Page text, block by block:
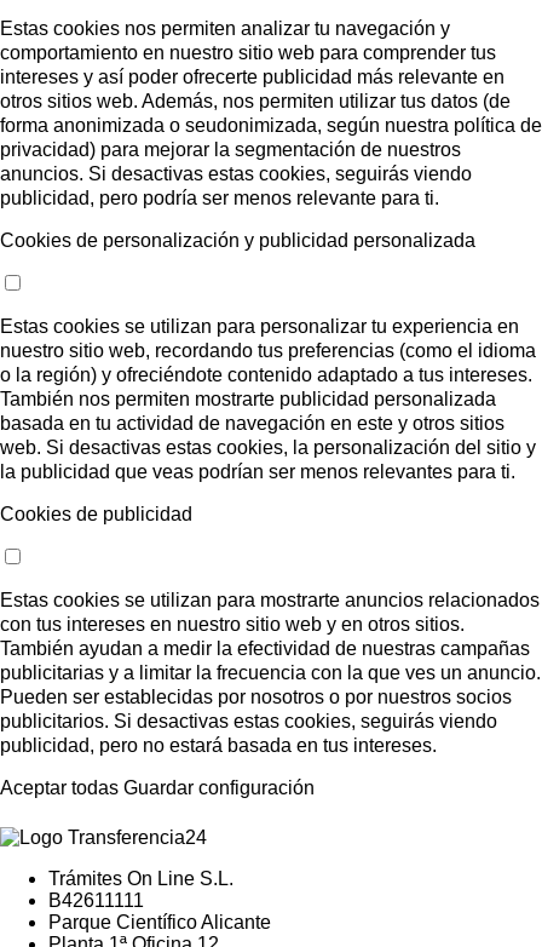
Estas cookies nos permiten analizar tu navegación y
comportamiento en nuestro sitio web para comprender tus
intereses y así poder ofrecerte publicidad más relevante en
otros sitios web. Además, nos permiten utilizar tus datos (de
forma anonimizada o seudonimizada, según nuestra política de
privacidad) para mejorar la segmentación de nuestros
anuncios. Si desactivas estas cookies, seguirás viendo
publicidad, pero podría ser menos relevante para ti.
Cookies de personalización y publicidad personalizada
Estas cookies se utilizan para personalizar tu experiencia en
nuestro sitio web, recordando tus preferencias (como el idioma
o la región) y ofreciéndote contenido adaptado a tus intereses.
También nos permiten mostrarte publicidad personalizada
basada en tu actividad de navegación en este y otros sitios
web. Si desactivas estas cookies, la personalización del sitio y
la publicidad que veas podrían ser menos relevantes para ti.
Cookies de publicidad
Estas cookies se utilizan para mostrarte anuncios relacionados
con tus intereses en nuestro sitio web y en otros sitios.
También ayudan a medir la efectividad de nuestras campañas
publicitarias y a limitar la frecuencia con la que ves un anuncio.
Pueden ser establecidas por nosotros o por nuestros socios
publicitarios. Si desactivas estas cookies, seguirás viendo
publicidad, pero no estará basada en tus intereses.
Aceptar todas Guardar configuración
Trámites On Line S.L.
B42611111
Parque Científico Alicante